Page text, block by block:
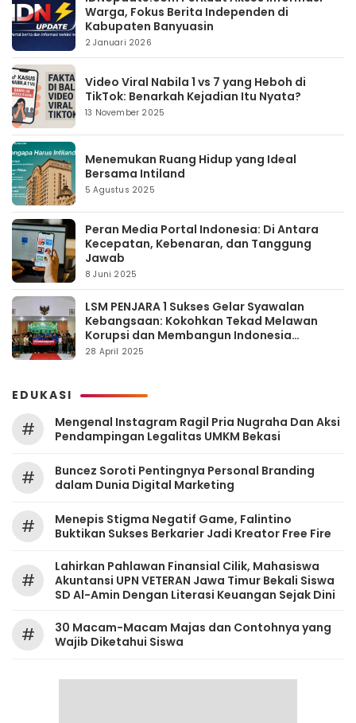
Warga, Fokus Berita Independen di
Kabupaten Banyuasin
2 Januari 2026
Video Viral Nabila 1 vs 7 yang Heboh di
TikTok: Benarkah Kejadian Itu Nyata?
13 November 2025
Menemukan Ruang Hidup yang Ideal
Bersama Intiland
5 Agustus 2025
Peran Media Portal Indonesia: Di Antara
Kecepatan, Kebenaran, dan Tanggung
Jawab
8 Juni 2025
LSM PENJARA 1 Sukses Gelar Syawalan
Kebangsaan: Kokohkan Tekad Melawan
Korupsi dan Membangun Indonesia
Berintegritas
28 April 2025
EDUKASI
#
Mengenal Instagram Ragil Pria Nugraha Dan Aksi
Pendampingan Legalitas UMKM Bekasi
#
‎Buncez Soroti Pentingnya Personal Branding
dalam Dunia Digital Marketing
#
Menepis Stigma Negatif Game, Falintino
Buktikan Sukses Berkarier Jadi Kreator Free Fire
#
Lahirkan Pahlawan Finansial Cilik, Mahasiswa
Akuntansi UPN VETERAN Jawa Timur Bekali Siswa
SD Al-Amin Dengan Literasi Keuangan Sejak Dini
#
30 Macam-Macam Majas dan Contohnya yang
Wajib Diketahui Siswa